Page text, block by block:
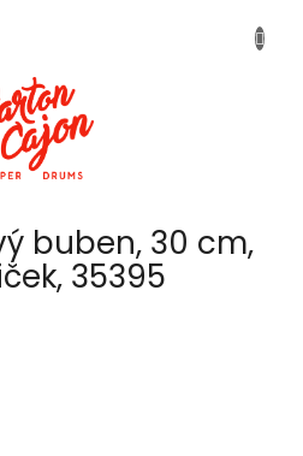
buben, 30 cm,
35395